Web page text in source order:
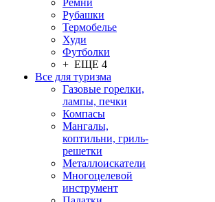
Ремни
Рубашки
Термобелье
Худи
Футболки
+ ЕЩЕ 4
Все для туризма
Газовые горелки,
лампы, печки
Компасы
Мангалы,
коптильни, гриль-
решетки
Металлоискатели
Многоцелевой
инструмент